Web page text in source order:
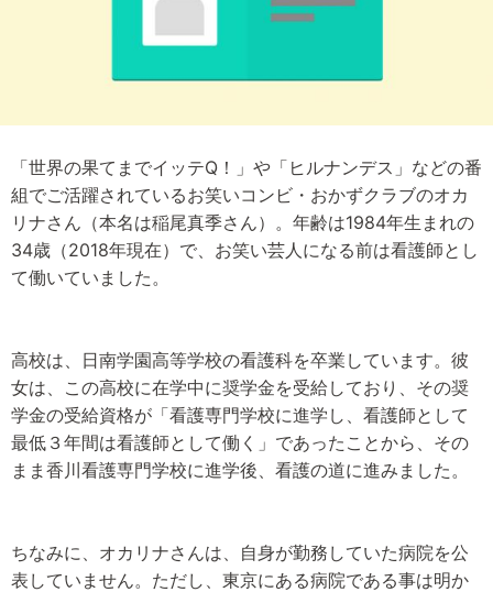
「世界の果てまでイッテQ！」や「ヒルナンデス」などの番
組でご活躍されているお笑いコンビ・おかずクラブのオカ
リナさん（本名は稲尾真季さん）。年齢は1984年生まれの
34歳（2018年現在）で、お笑い芸人になる前は看護師とし
て働いていました。
高校は、日南学園高等学校の看護科を卒業しています。彼
女は、この高校に在学中に奨学金を受給しており、その奨
学金の受給資格が「看護専門学校に進学し、看護師として
最低３年間は看護師として働く」であったことから、その
まま香川看護専門学校に進学後、看護の道に進みました。
ちなみに、オカリナさんは、自身が勤務していた病院を公
表していません。ただし、東京にある病院である事は明か